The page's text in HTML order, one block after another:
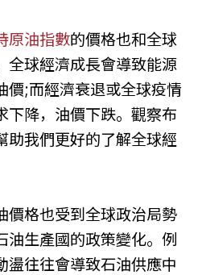
原油指數的價格也和全球
全球經濟成長會導致能源
價;而經濟衰退或全球疫情
下降，油價下跌。觀察布
助我們更好的了解全球經
價格也受到全球政治局勢
油生產國的政策變化。例
盪往往會導致石油供應中